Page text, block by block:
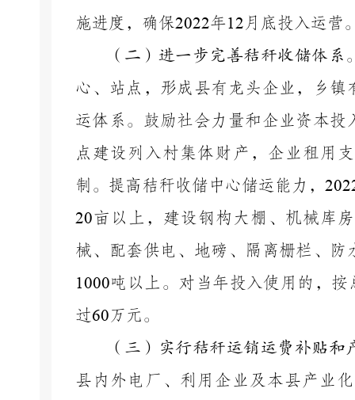
施进度，确保2022年12 月底投入运营
（二）进一步完善秸秆收储体系
心、站点，形成县有龙头企业，乡镇
运体系。鼓励社会力量和企业资本
点建设列入村集体财产，企业租用
制。提高秸秆收储中心储运能力，
20亩以上，建设钢构大棚、机械库
械、配套供电、地磅、隔离栅栏、
1000吨以上。对当年投入使用的，按
过60万元。
（三）实行秸秆运销运费补贴和
县内外电厂、利用企业及本县产业